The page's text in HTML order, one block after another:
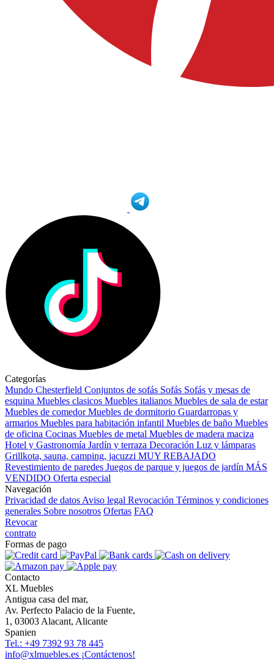
Categorías
Mundo Chesterfield Conjuntos de sofás Sofás Sofás y mesas de
esquina Muebles clasicos Muebles italianos Muebles de sala de estar
Muebles de comedorMuebles de dormitorio Guardarropas y
armarios Muebles para habitación infantil Muebles de baño Muebles
de oficina Cocinas Muebles de metal Muebles de madera maciza
Hotel y Gastronomía Jardín y terraza Decoración Luz y lámparas
Grillkota, sauna, camping, jacuzzi MUY REBAJADO
Revestimiento de paredes Juegos de parque y juegos de jardín MÁS
VENDIDO Oferta especial
Navegación
Privacidad de datos Aviso legal Revocación Términos y condiciones
generales Sobre nosotros Ofertas FAQ
Revocar
contrato
Formas de pago
Contacto
XL Muebles
Antigua casa del mar,
Av. Perfecto Palacio de la Fuente,
1, 03003 Alacant, Alicante
Spanien
Tel.: +49 7392 93 78 445
info@xlmuebles.es ¡Contáctenos!